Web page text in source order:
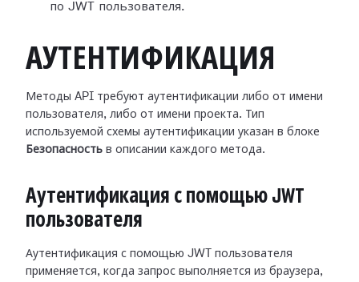
по JWT пользователя.
АУТЕНТИФИКАЦИЯ
Методы API требуют аутентификации либо от имени
пользователя, либо от имени проекта. Тип
используемой схемы аутентификации указан в блоке
Безопасность в описании каждого метода.
Аутентификация с помощью JWT
пользователя
Аутентификация с помощью JWT пользователя
применяется, когда запрос выполняется из браузера,